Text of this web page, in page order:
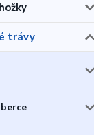
trávy